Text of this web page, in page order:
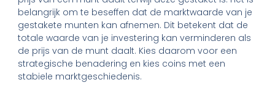
belangrijk om te beseffen dat de marktwaarde van je
gestakete munten kan afnemen. Dit betekent dat de
totale waarde van je investering kan verminderen als
de prijs van de munt daalt. Kies daarom voor een
strategische benadering en kies coins met een
stabiele marktgeschiedenis.